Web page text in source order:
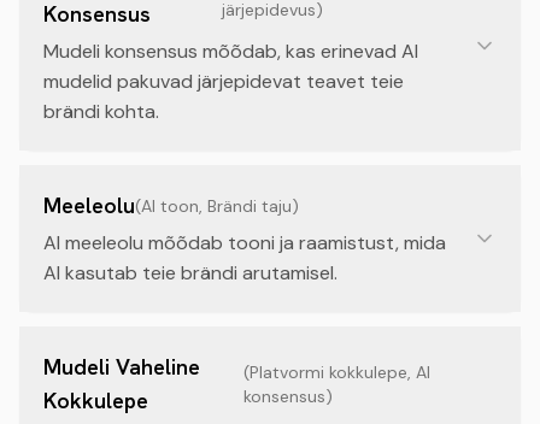
Konsensus
järjepidevus)
Mudeli konsensus mõõdab, kas erinevad AI
mudelid pakuvad järjepidevat teavet teie
brändi kohta.
Meeleolu(AI toon, Brändi taju)
AI meeleolu mõõdab tooni ja raamistust, mida
AI kasutab teie brändi arutamisel.
Mudeli Vaheline
Kokkulepe
(Platvormi kokkulepe, AI
konsensus)